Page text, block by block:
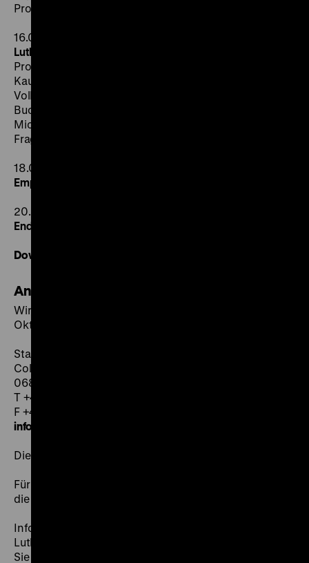
Prof. Dr. Lucian Hölscher:
16.00 Uhr
Luther in der Politik
Prof. Dr. Dr. h.c. Heinz Schilling und Prof. Dr. Thomas
Kaufmann leiten die Podiumsdiskussion ein, in der
Volker Beck (Bündnis 90/Die Grünen), Christine
Buchholz (Die Linke), Dr. Peter Gauweiler (CSU),
Michael Kretschmer (CDU), Wolfgang Thierse (SPD) die
Frage „Wem gehört Luther?“ erörtern.
18.00 Uhr
Empfang
20.00 Uhr
Ende der Veranstaltung
Download Programm (PDF)
Anmeldung und Kontakt
Wir bitten um schriftliche Anmeldung bis zum 17.
Oktober 2014 unter:
Staatliche Geschäftsstelle „Luther 2017“
Collegienstraße 62c
06886 Lutherstadt Wittenberg
T +49-3491-466 112
F +49-3491-466 281
info
Die Teilnahme an der Tagung ist kostenlos.
Für Rückfragen zur Tagung wenden Sie sich bitte an
die Staatliche Geschäftsstelle „Luther 2017“.
Informationen zur Veranstaltung sowie zur
Lutherdekade und zum Reformationsjubiläum finden
Sie unter